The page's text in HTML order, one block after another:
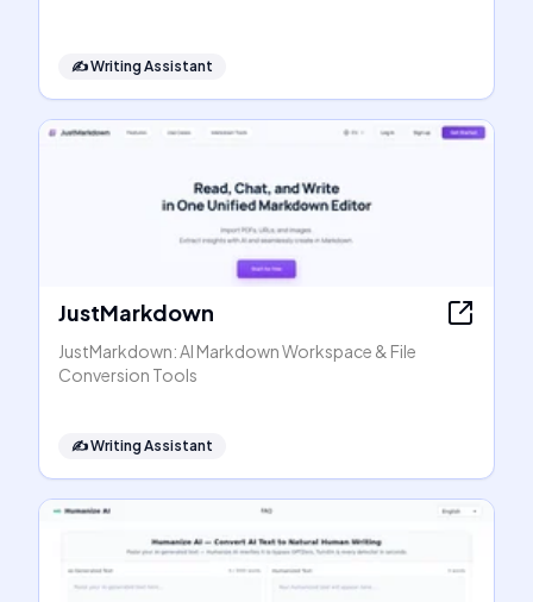
✍️Writing Assistant
JustMarkdown
JustMarkdown: AI Markdown Workspace & File
Conversion Tools
✍️Writing Assistant